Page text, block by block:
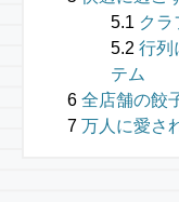
クラ
行列
テム
全店舗の餃
万人に愛さ